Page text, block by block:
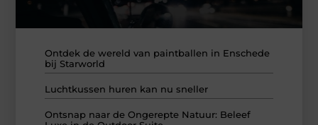
Ontdek de wereld van paintballen in Enschede
bij Starworld
Luchtkussen huren kan nu sneller
Ontsnap naar de Ongerepte Natuur: Beleef